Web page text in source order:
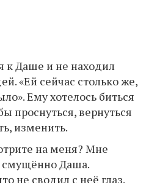
к Даше и не находил
«Ей сейчас столько же,
Ему хотелось биться
проснуться, вернуться
изменить.
на меня? Мне
смущённо Даша.
не сводил с неё глаз.